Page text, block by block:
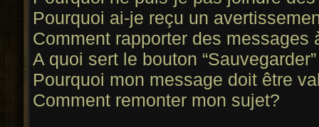
Pourquoi ai-je reçu un
Comment rapporter des messages
A quoi sert le bouton
Pourquoi mon message doit être
Comment remonter mon sujet?